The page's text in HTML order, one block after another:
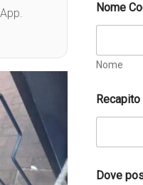
G
D
R
N
m
e
Nome
Nome
Dove